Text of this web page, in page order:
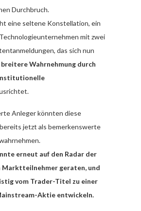
Durchbruch.
eine seltene Konstellation, ein
mit zwei
das sich nun
breitere Wahrnehmung durch
Anleger könnten diese
jetzt als bemerkenswerte
erneut auf den Radar der
Marktteilnehmer geraten, und
vom Trader-Titel zu einer
Aktie entwickeln.